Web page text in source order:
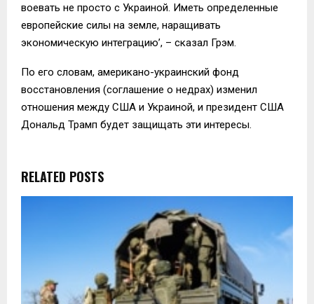
воевать не просто с Украиной. Иметь определенные
европейские силы на земле, наращивать
экономическую интеграцию’, – сказал Грэм.
По его словам, американо-украинский фонд
восстановления (соглашение о недрах) изменил
отношения между США и Украиной, и президент США
Дональд Трамп будет защищать эти интересы.
RELATED POSTS